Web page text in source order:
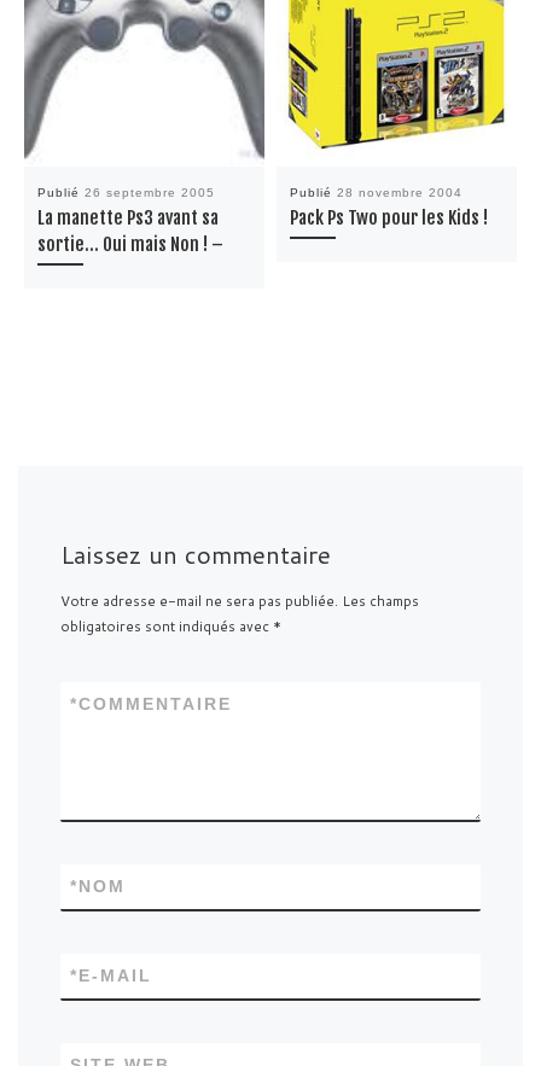
Publié 26 septembre 2005
La manette Ps3 avant sa
sortie… Oui mais Non ! –
Publié 28 novembre 2004
Pack Ps Two pour les Kids !
Laissez un commentaire
Votre adresse e-mail ne sera pas publiée. Les champs
obligatoires sont indiqués avec *
COMMENTAIRE
*
NOM
*
E-MAIL
*